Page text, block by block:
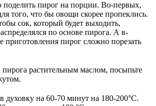
поделить пирог на порции. Во-первых,
того, что бы овощи скорее пропеклись.
сок, который будет выходить,
по основе пирога. А в-
приготовления пирог сложно порезать
растительным маслом, посыпьте
духовку на 60-70 минут на 180-200°C.